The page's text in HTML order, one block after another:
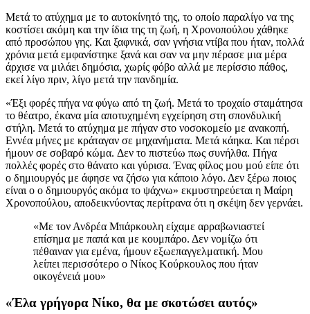
Μετά το ατύχημα με το αυτοκίνητό της, το οποίο παραλίγο να της
κοστίσει ακόμη και την ίδια της τη ζωή, η Χρονοπούλου χάθηκε
από προσώπου γης. Και ξαφνικά, σαν γνήσια ντίβα που ήταν, πολλά
χρόνια μετά εμφανίστηκε ξανά και σαν να μην πέρασε μια μέρα
άρχισε να μιλάει δημόσια, χωρίς φόβο αλλά με περίσσιο πάθος,
εκεί λίγο πριν, λίγο μετά την πανδημία.
«Έξι φορές πήγα να φύγω από τη ζωή. Μετά το τροχαίο σταμάτησα
το θέατρο, έκανα μία αποτυχημένη εγχείρηση στη σπονδυλική
στήλη. Μετά το ατύχημα με πήγαν στο νοσοκομείο με ανακοπή.
Εννέα μήνες με κράταγαν σε μηχανήματα. Μετά κάηκα. Και πέρσι
ήμουν σε σοβαρό κώμα. Δεν το πιστεύω πως συνήλθα. Πήγα
πολλές φορές στο θάνατο και γύρισα. Ένας φίλος μου μού είπε ότι
ο δημιουργός με άφησε να ζήσω για κάποιο λόγο. Δεν ξέρω ποιος
είναι ο ο δημιουργός ακόμα το ψάχνω» εκμυστηρεύεται η Μαίρη
Χρονοπούλου, αποδεικνύοντας περίτρανα ότι η σκέψη δεν γερνάει.
«Με τον Ανδρέα Μπάρκουλη είχαμε αρραβωνιαστεί
επίσημα με παπά και με κουμπάρο. Δεν νομίζω ότι
πέθαιναν για εμένα, ήμουν εξωεπαγγελματική. Μου
λείπει περισσότερο ο Νίκος Κούρκουλος που ήταν
οικογένειά μου»
«Έλα γρήγορα Νίκο, θα με σκοτώσει αυτός»